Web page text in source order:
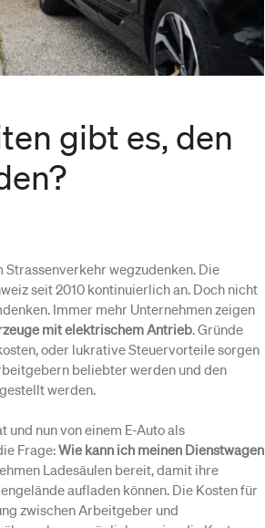
gibt es, den
wegzudenken. Die
seit 2010 kontinuierlich an. Doch nicht
Immer mehr Unternehmen zeigen
mit elektrischem Antrieb. Gründe
oder lukrative Steuervorteile sorgen
beliebter werden und den
werden.
nun von einem E-Auto als
Frage:Wie kann ich meinen Dienstwagen
Ladesäulen bereit, damit ihre
aufladen können. Die Kosten für
zwischen Arbeitgeber und